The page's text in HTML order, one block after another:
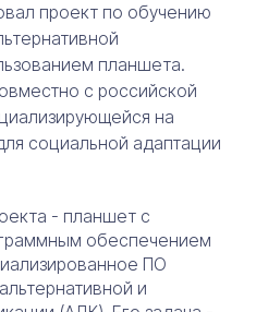
проект по обучению
планшета.
с российской
на
социальной адаптации
- планшет с
обеспечением
ПО
и